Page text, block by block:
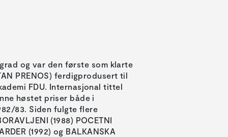
og var den første som klarte
PRENOS) ferdigprodusert til
FDU. Internasjonal tittel
høstet priser både i
83. Siden fulgte flere
(1988) POCETNI
(1992) og BALKANSKA